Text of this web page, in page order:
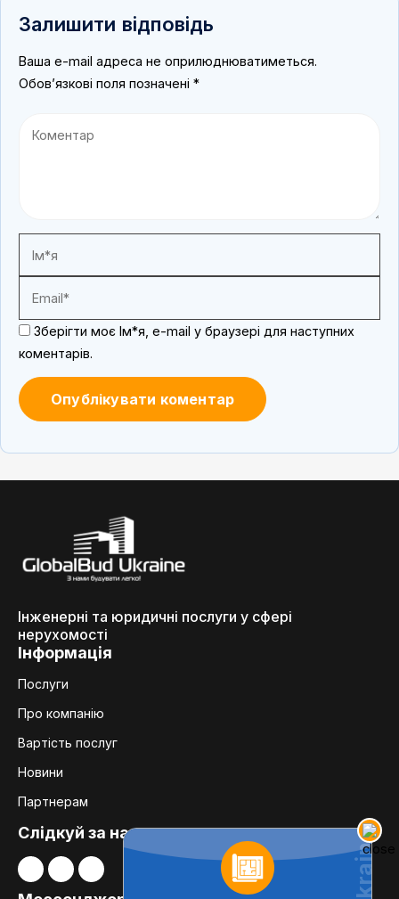
Залишити відповідь
Ваша e-mail адреса не оприлюднюватиметься.
Обов’язкові поля позначені *
Зберігти моє Ім*я, e-mail у браузері для наступних
коментарів.
Інженерні та юридичні послуги у сфері
нерухомості
Інформація
Послуги
Про компанію
Вартість послуг
Новини
Партнерам
Слідкуй за нами: